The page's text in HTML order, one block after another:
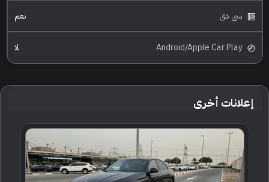
سي دي نعم
Android/Apple Car Play لا
إعلانات أخرى